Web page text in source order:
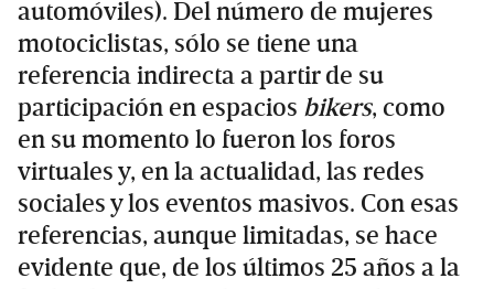
automóviles). Del número de mujeres
motociclistas, sólo se tiene una
referencia indirecta a partir de su
participación en espacios bikers, como
en su momento lo fueron los foros
virtuales y, en la actualidad, las redes
sociales y los eventos masivos. Con esas
referencias, aunque limitadas, se hace
evidente que, de los últimos 25 años a la